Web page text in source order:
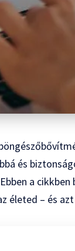
és
a
életed – és